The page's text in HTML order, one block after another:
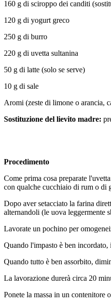
160 g di sciroppo dei canditi
120 g di yogurt greco
250 g di burro
220 g di uvetta sultanina
50 g di latte (solo se serve)
10 g di sale
Aromi (zeste di limone o arancia,
Sostituzione del lievito madre:
Procedimento
Come prima cosa preparate
con qualche cucchiaio di rum o di
Dopo aver setacciato la farina
alternandoli (le uova leggermente
Lavorate un pochino per
Quando l'impasto è ben incordato,
Quando tutto è ben assorbito,
La lavorazione durerà circa 20
Ponete la massa in un contenitore